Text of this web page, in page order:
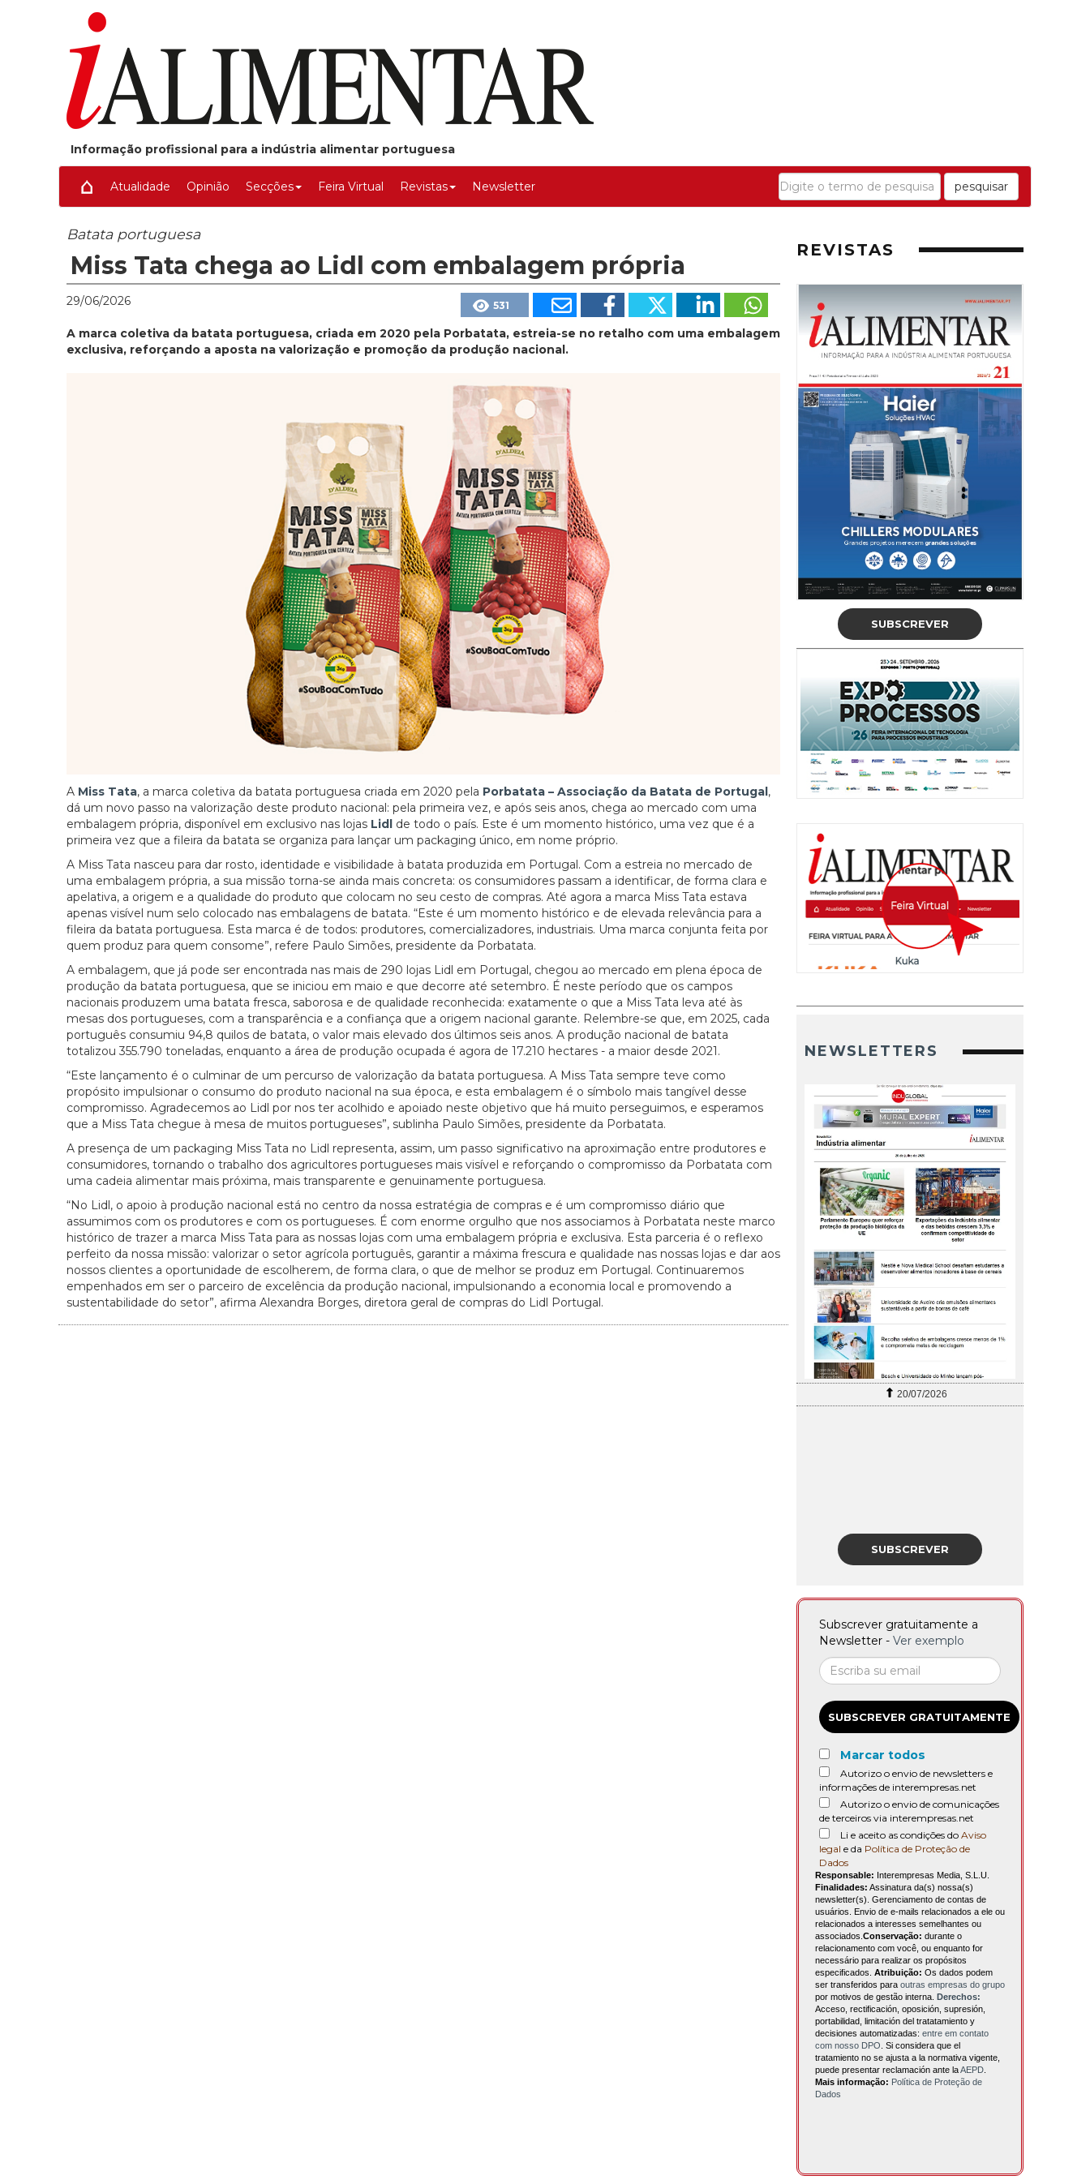
Informação profissional para a indústria alimentar portuguesa
Atualidade Opinião Secções Feira Virtual Revistas Newsletter pesquisar
Batata portuguesa
Miss Tata chega ao Lidl com embalagem própria
29/06/2026 531
A marca coletiva da batata portuguesa, criada em 2020 pela Porbatata, estreia-se no retalho com uma embalagem
exclusiva, reforçando a aposta na valorização e promoção da produção nacional.
A Miss Tata, a marca coletiva da batata portuguesa criada em 2020 pela Porbatata – Associação da Batata de Portugal,
dá um novo passo na valorização deste produto nacional: pela primeira vez, e após seis anos, chega ao mercado com uma
embalagem própria, disponível em exclusivo nas lojas Lidl de todo o país. Este é um momento histórico, uma vez que é a
primeira vez que a fileira da batata se organiza para lançar um packaging único, em nome próprio.
A Miss Tata nasceu para dar rosto, identidade e visibilidade à batata produzida em Portugal. Com a estreia no mercado de
uma embalagem própria, a sua missão torna-se ainda mais concreta: os consumidores passam a identificar, de forma clara e
apelativa, a origem e a qualidade do produto que colocam no seu cesto de compras. Até agora a marca Miss Tata estava
apenas visível num selo colocado nas embalagens de batata. “Este é um momento histórico e de elevada relevância para a
fileira da batata portuguesa. Esta marca é de todos: produtores, comercializadores, industriais. Uma marca conjunta feita por
quem produz para quem consome”, refere Paulo Simões, presidente da Porbatata.
A embalagem, que já pode ser encontrada nas mais de 290 lojas Lidl em Portugal, chegou ao mercado em plena época de
produção da batata portuguesa, que se iniciou em maio e que decorre até setembro. É neste período que os campos
nacionais produzem uma batata fresca, saborosa e de qualidade reconhecida: exatamente o que a Miss Tata leva até às
mesas dos portugueses, com a transparência e a confiança que a origem nacional garante. Relembre-se que, em 2025, cada
português consumiu 94,8 quilos de batata, o valor mais elevado dos últimos seis anos. A produção nacional de batata
totalizou 355.790 toneladas, enquanto a área de produção ocupada é agora de 17.210 hectares - a maior desde 2021.
“Este lançamento é o culminar de um percurso de valorização da batata portuguesa. A Miss Tata sempre teve como
propósito impulsionar o consumo do produto nacional na sua época, e esta embalagem é o símbolo mais tangível desse
compromisso. Agradecemos ao Lidl por nos ter acolhido e apoiado neste objetivo que há muito perseguimos, e esperamos
que a Miss Tata chegue à mesa de muitos portugueses”, sublinha Paulo Simões, presidente da Porbatata.
A presença de um packaging Miss Tata no Lidl representa, assim, um passo significativo na aproximação entre produtores e
consumidores, tornando o trabalho dos agricultores portugueses mais visível e reforçando o compromisso da Porbatata com
uma cadeia alimentar mais próxima, mais transparente e genuinamente portuguesa.
“No Lidl, o apoio à produção nacional está no centro da nossa estratégia de compras e é um compromisso diário que
assumimos com os produtores e com os portugueses. É com enorme orgulho que nos associamos à Porbatata neste marco
histórico de trazer a marca Miss Tata para as nossas lojas com uma embalagem própria e exclusiva. Esta parceria é o reflexo
perfeito da nossa missão: valorizar o setor agrícola português, garantir a máxima frescura e qualidade nas nossas lojas e dar aos
nossos clientes a oportunidade de escolherem, de forma clara, o que de melhor se produz em Portugal. Continuaremos
empenhados em ser o parceiro de excelência da produção nacional, impulsionando a economia local e promovendo a
sustentabilidade do setor”, afirma Alexandra Borges, diretora geral de compras do Lidl Portugal.
REVISTAS
SUBSCREVER
NEWSLETTERS
20/07/2026
SUBSCREVER
Subscrever gratuitamente a
Newsletter - Ver exemplo
SUBSCREVER GRATUITAMENTE
Marcar todos
Autorizo o envio de newsletters e
informações de interempresas.net
Autorizo o envio de comunicações
de terceiros via interempresas.net
Li e aceito as condições do Aviso
legal e da Política de Proteção de
Dados
Responsable: Interempresas Media, S.L.U.
Finalidades: Assinatura da(s) nossa(s)
newsletter(s). Gerenciamento de contas de
usuários. Envio de e-mails relacionados a ele ou
relacionados a interesses semelhantes ou
associados. Conservação: durante o
relacionamento com você, ou enquanto for
necessário para realizar os propósitos
especificados. Atribuição: Os dados podem
ser transferidos para outras empresas do grupo
por motivos de gestão interna.
Derechos:
Acceso, rectificación, oposición, supresión,
portabilidad, limitación del tratatamiento y
decisiones automatizadas: entre em contato
com nosso DPO . Si considera que el
tratamiento no se ajusta a la normativa vigente,
puede presentar reclamación ante laAEPD
Mais informação: Política de Proteção de
Dados